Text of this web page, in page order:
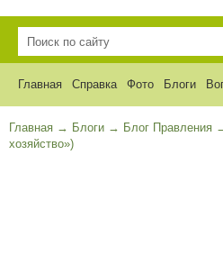
Главная Справка Фото Блоги
Главная → Блоги → Блог Правления
хозяйство»)